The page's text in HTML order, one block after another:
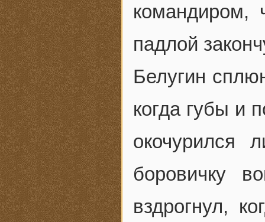
командиром,
падлой
Белугин
когда губы и
окочурился
боровичку
вздрогнул,